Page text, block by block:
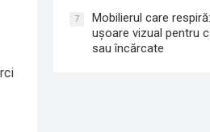
7
Mobilierul care
ușoare vizual pentru
sau încărcate